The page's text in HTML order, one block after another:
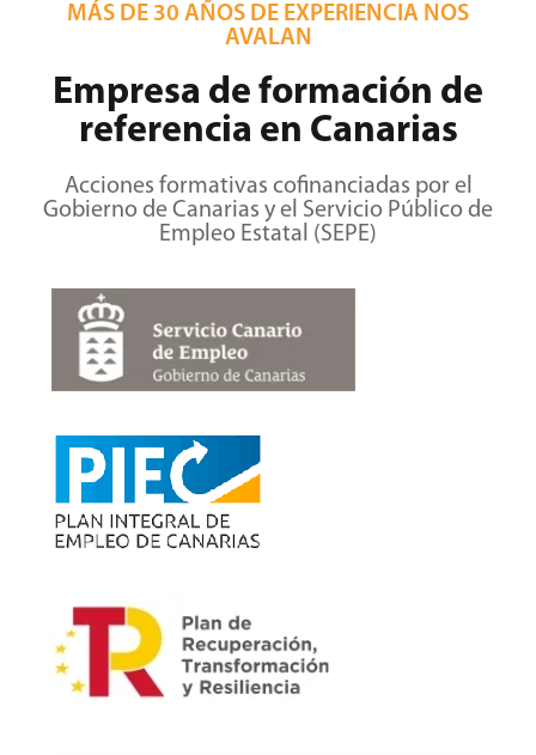
MÁS DE 30 AÑOS DE EXPERIENCIA NOS
AVALAN
Empresa de formación de
referencia en Canarias
Acciones formativas cofinanciadas por el
Gobierno de Canarias y el Servicio Público de
Empleo Estatal (SEPE)